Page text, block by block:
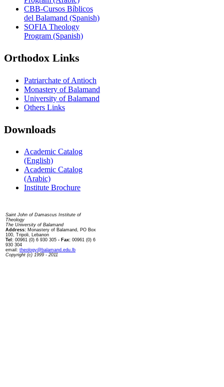
CBB-Cursos Bíblicos
del Balamand (Spanish)
SOFIA Theology
Program (Spanish)
Orthodox Links
Patriarchate of Antioch
Monastery of Balamand
University of Balamand
Others Links
Downloads
Academic Catalog
(English)
Academic Catalog
(Arabic)
Institute Brochure
Saint John of Damascus Institute of
Theology
The University of Balamand
Address: Monastery of Balamand, PO Box
100, Tripoli, Lebanon
Tel: 00961 (0) 6 930 305 - Fax: 00961 (0) 6
930 304
email: theology@balamand.edu.lb
Copyright (c) 1999 - 2011